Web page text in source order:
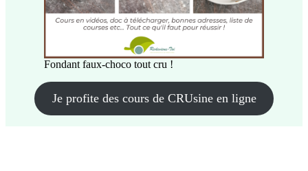
Fondant faux-choco tout cru !
Je profite des cours de CRUsine en ligne